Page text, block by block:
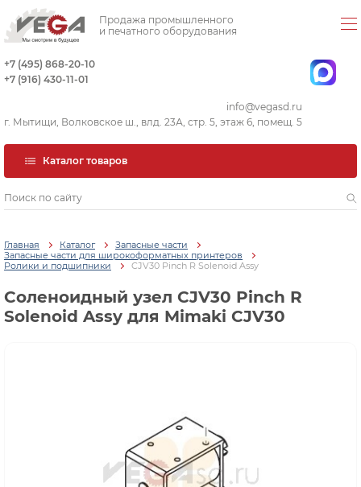
Продажа промышленного
и печатного оборудования
+7 (495) 868-20-10
+7 (916) 430-11-01
info@vegasd.ru
г. Мытищи, Волковское ш., влд. 23А, стр. 5, этаж 6, помещ. 5
Каталог товаров
Главная Каталог
Запасные части
Запасные части для широкоформатных принтеров
Ролики и подшипники
CJV30 Pinch R Solenoid Assy
Соленоидный узел CJV30 Pinch R
Solenoid Assy для Mimaki CJV30